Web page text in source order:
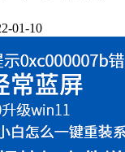
01-10